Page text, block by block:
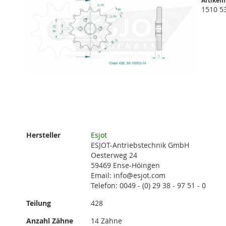
der
1510
Weitere
Hersteller
Esjot
ESJOT-Antriebstechnik GmbH
Oesterweg 24
59469 Ense-Höingen
Email: info@esjot.com
Telefon: 0049 - (0) 29 38 - 97 51 - 0
Teilung
428
Anzahl Zähne
14 Zähne